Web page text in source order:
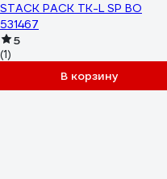
STACK PACK TK-L SP BO
531467
5
(1)
В корзину